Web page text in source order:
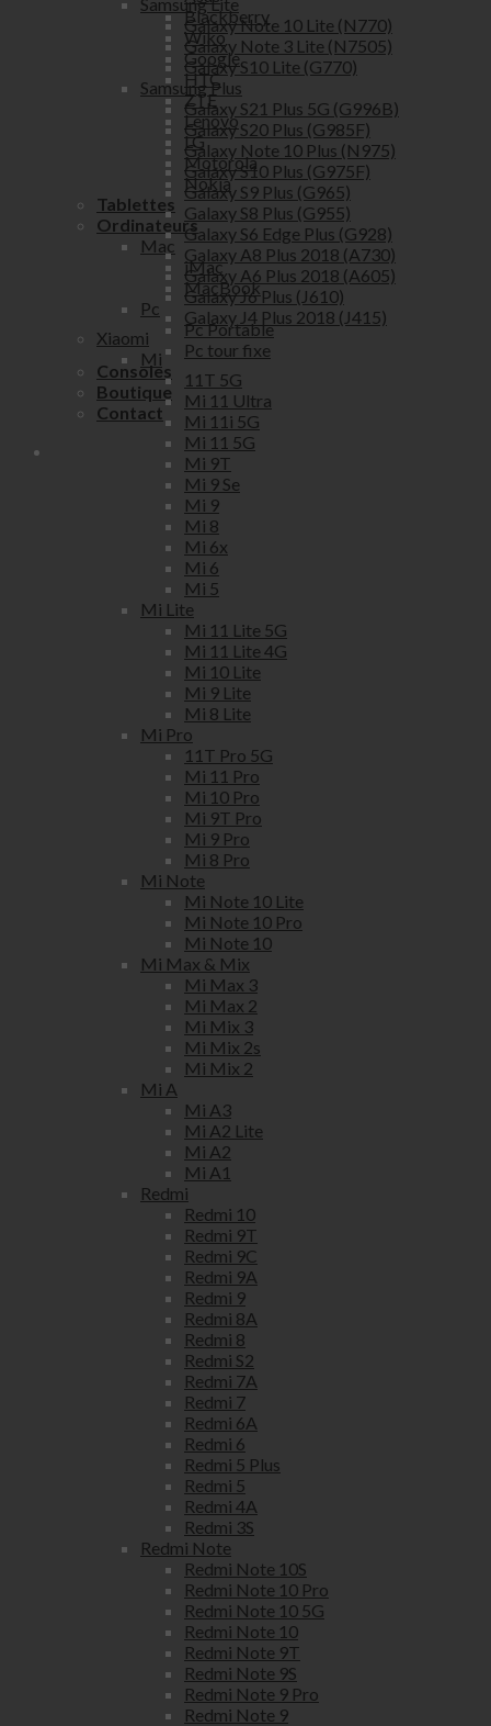
Blackberry
Wiko
Google
HTC
ZTE
Lenovo
LG
Motorola
Nokia
Tablettes
Ordinateurs
Mac
iMac
MacBook
Pc
Pc Portable
Pc tour fixe
Consoles
Boutique
Contact
Samsung Lite
Galaxy Note 10 Lite (N770)
Galaxy Note 3 Lite (N7505)
Galaxy S10 Lite (G770)
Samsung Plus
Galaxy S21 Plus 5G (G996B)
Galaxy S20 Plus (G985F)
Galaxy Note 10 Plus (N975)
Galaxy S10 Plus (G975F)
Galaxy S9 Plus (G965)
Galaxy S8 Plus (G955)
Galaxy S6 Edge Plus (G928)
Galaxy A8 Plus 2018 (A730)
Galaxy A6 Plus 2018 (A605)
Galaxy J6 Plus (J610)
Galaxy J4 Plus 2018 (J415)
Xiaomi
Mi
11T 5G
Mi 11 Ultra
Mi 11i 5G
Mi 11 5G
Mi 9T
Mi 9 Se
Mi 9
Mi 8
Mi 6x
Mi 6
Mi 5
Mi Lite
Mi 11 Lite 5G
Mi 11 Lite 4G
Mi 10 Lite
Mi 9 Lite
Mi 8 Lite
Mi Pro
11T Pro 5G
Mi 11 Pro
Mi 10 Pro
Mi 9T Pro
Mi 9 Pro
Mi 8 Pro
Mi Note
Mi Note 10 Lite
Mi Note 10 Pro
Mi Note 10
Mi Max & Mix
Mi Max 3
Mi Max 2
Mi Mix 3
Mi Mix 2s
Mi Mix 2
Mi A
Mi A3
Mi A2 Lite
Mi A2
Mi A1
Redmi
Redmi 10
Redmi 9T
Redmi 9C
Redmi 9A
Redmi 9
Redmi 8A
Redmi 8
Redmi S2
Redmi 7A
Redmi 7
Redmi 6A
Redmi 6
Redmi 5 Plus
Redmi 5
Redmi 4A
Redmi 3S
Redmi Note
Redmi Note 10S
Redmi Note 10 Pro
Redmi Note 10 5G
Redmi Note 10
Redmi Note 9T
Redmi Note 9S
Redmi Note 9 Pro
Redmi Note 9